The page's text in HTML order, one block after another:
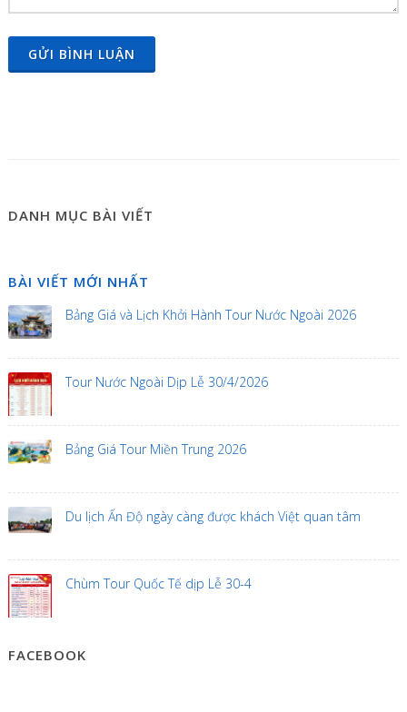
GỬI BÌNH LUẬN
DANH MỤC BÀI VIẾT
BÀI VIẾT MỚI NHẤT
Bảng Giá và Lịch Khởi Hành Tour Nước Ngoài 2026
Tour Nước Ngoài Dịp Lễ 30/4/2026
Bảng Giá Tour Miền Trung 2026
Du lịch Ấn Độ ngày càng được khách Việt quan tâm
Chùm Tour Quốc Tế dịp Lễ 30-4
FACEBOOK